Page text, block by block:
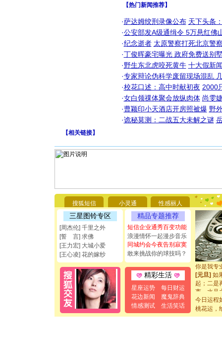
【热门新闻推荐】
·萨达姆绞刑录像公布 天下头条
·公安部发A级通缉令 5万悬红佛
·纪念逝者 太原警察打死北京警
·丁俊晖豪宅曝光 政府免费送别
·野生东北虎咬死黄牛 十大假新
·专家辩论伪科学废留现场混乱
·校花口述：高中时献初夜 2000
·女白领祼体聚会放纵肉体 尚雯
·曹颖印小天酒店开房照被爆 野
·诡秘莫测：二战五大未解之谜
【相关链接】
搜狐短信 小灵通 性感丽人
三星图铃专区
[周杰伦] 千里之外
[誓 言] 求佛
[王力宏] 大城小爱
[王心凌] 花的嫁纱
精品专题推荐
短信企业通秀百变功能
浪漫情怀一起漫步音乐
同城约会今夜告别寂寞
敢来挑战你的球技吗？
精彩生活
星座运势
每日财运
花边新闻
魔鬼辞典
情感测试
生活笑话
你太多，
要平安！
[圣诞节]
能正大光
都要快乐
[圣诞节]
如意,快
[元旦]看
断电。爱
你是我专
[元旦]如
起；二是
离。水晶
[元旦]当
泣，这痛
卖了。水
今日运程
桃花运，